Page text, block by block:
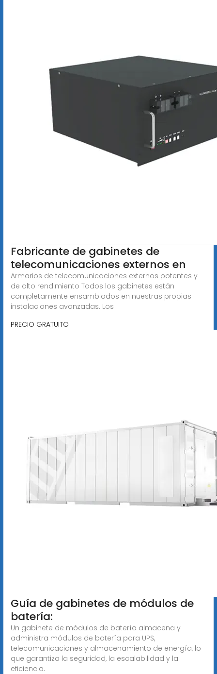
Fabricante de gabinetes de
telecomunicaciones externos en
Armarios de telecomunicaciones externos potentes y
de alto rendimiento Todos los gabinetes están
completamente ensamblados en nuestras propias
instalaciones avanzadas. Los
PRECIO GRATUITO
Guía de gabinetes de módulos de
batería:
Un gabinete de módulos de batería almacena y
administra módulos de batería para UPS,
telecomunicaciones y almacenamiento de energía, lo
que garantiza la seguridad, la escalabilidad y la
eficiencia.